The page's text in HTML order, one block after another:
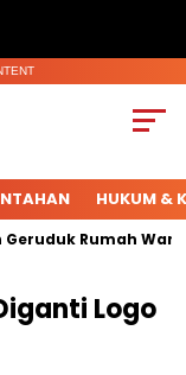
HUKUM &
Rumah Warga.
Logo